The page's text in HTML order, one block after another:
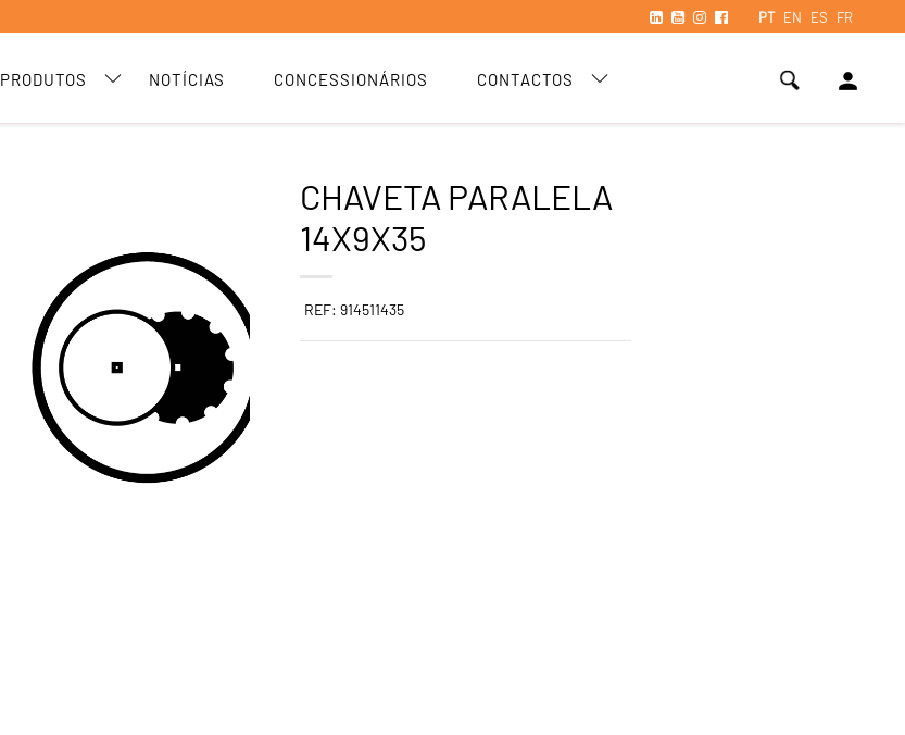
PT EN ES FR
PRODUTOS NOTÍCIAS CONCESSIONÁRIOS CONTACTOS person
CHAVETA PARALELA
14X9X35
REF: 914511435